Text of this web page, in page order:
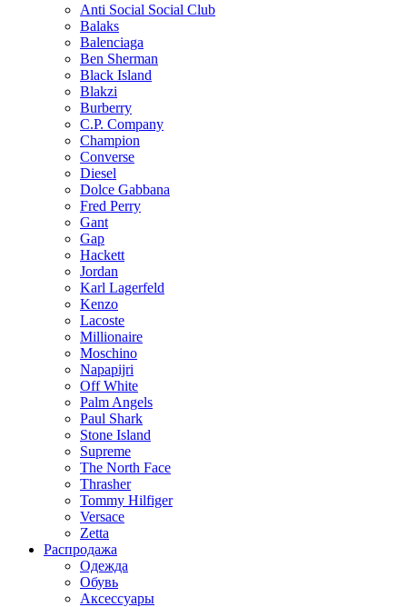
Anti Social Social Club
Balaks
Balenciaga
Ben Sherman
Black Island
Blakzi
Burberry
C.P. Company
Champion
Converse
Diesel
Dolce Gabbana
Fred Perry
Gant
Gap
Hackett
Jordan
Karl Lagerfeld
Kenzo
Lacoste
Millionaire
Moschino
Napapijri
Off White
Palm Angels
Paul Shark
Stone Island
Supreme
The North Face
Thrasher
Tommy Hilfiger
Versace
Zetta
Распродажа
Одежда
Обувь
Аксессуары